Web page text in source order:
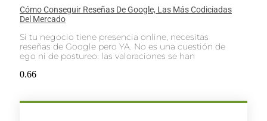
Cómo Conseguir Reseñas De Google, Las Más Codiciadas
Del Mercado
Si tu negocio tiene presencia online, necesitas
reseñas de Google pero YA. No es una cuestión de
ego ni de postureo: las valoraciones se han